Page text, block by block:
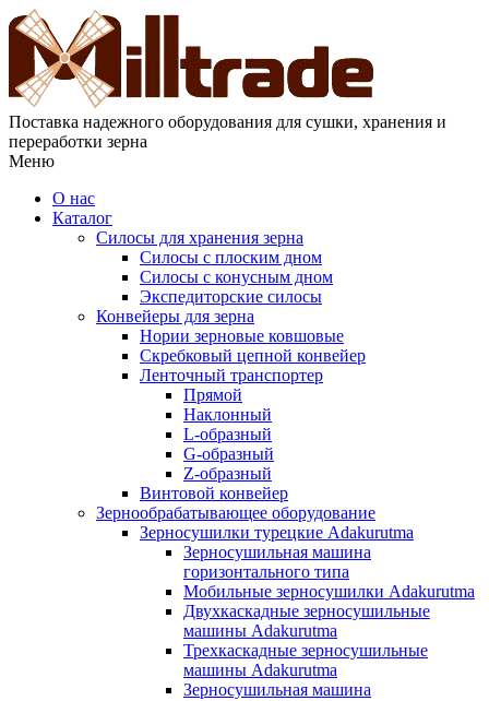
Поставка надежного оборудования для сушки, хранения и
переработки зерна
Меню
О нас
Каталог
Силосы для хранения зерна
Силосы с плоским дном
Силосы с конусным дном
Экспедиторские силосы
Конвейеры для зерна
Нории зерновые ковшовые
Скребковый цепной конвейер
Ленточный транспортер
Прямой
Наклонный
L-образный
G-образный
Z-образный
Винтовой конвейер
Зернообрабатывающее оборудование
Зерносушилки турецкие Adakurutma
Зерносушильная машина
горизонтального типа
Мобильные зерносушилки Adakurutma
Двухкаскадные зерносушильные
машины Adakurutma
Трехкаскадные зерносушильные
машины Adakurutma
Зерносушильная машина